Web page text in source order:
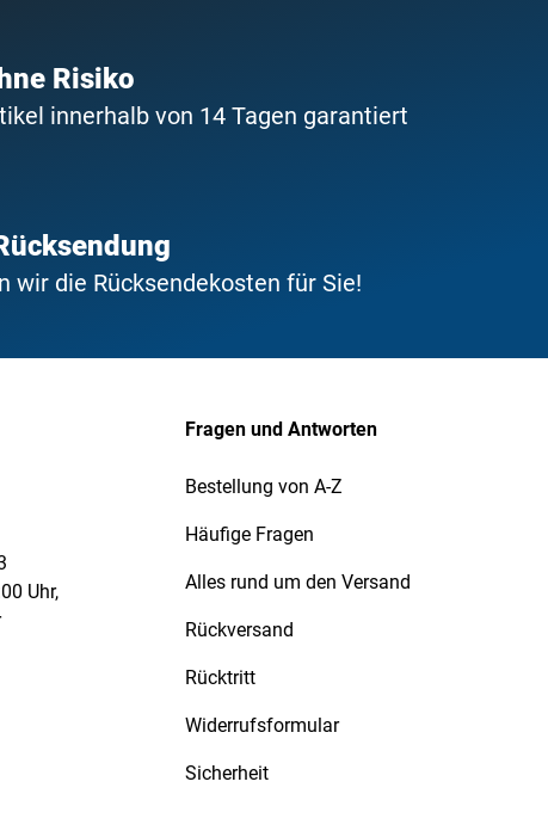
Risiko
innerhalb von 14 Tagen garantiert
wir die Rücksendekosten für Sie!
Uhr,
Fragen und Antworten
Bestellung von A-Z
Häufige Fragen
Alles rund um den Versand
Rückversand
Rücktritt
Widerrufsformular
Sicherheit